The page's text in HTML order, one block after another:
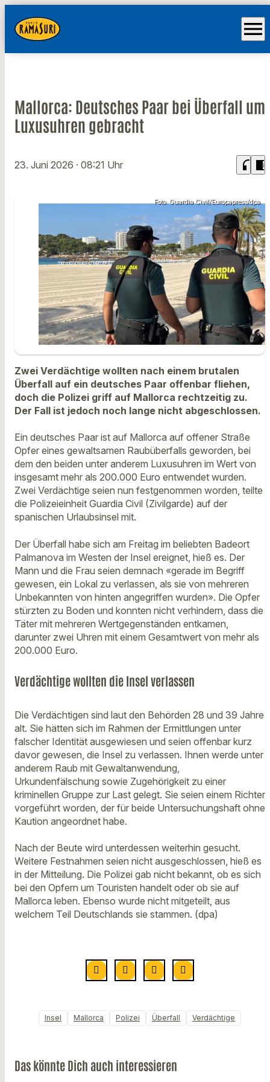
menu
Mallorca: Deutsches Paar bei Überfall um
Luxusuhren gebracht
23. Juni 2026 · 08:21 Uhr headphones chrome_reader_mode
Foto: Guardia Civil/Europapress/dpa
Zwei Verdächtige wollten nach einem brutalen
Überfall auf ein deutsches Paar offenbar fliehen,
doch die Polizei griff auf Mallorca rechtzeitig zu.
Der Fall ist jedoch noch lange nicht abgeschlossen.
Ein deutsches Paar ist auf Mallorca auf offener Straße
Opfer eines gewaltsamen Raubüberfalls geworden, bei
dem den beiden unter anderem Luxusuhren im Wert von
insgesamt mehr als 200.000 Euro entwendet wurden.
Zwei Verdächtige seien nun festgenommen worden, teilte
die Polizeieinheit Guardia Civil (Zivilgarde) auf der
spanischen Urlaubsinsel mit.
Der Überfall habe sich am Freitag im beliebten Badeort
Palmanova im Westen der Insel ereignet, hieß es. Der
Mann und die Frau seien demnach «gerade im Begriff
gewesen, ein Lokal zu verlassen, als sie von mehreren
Unbekannten von hinten angegriffen wurden». Die Opfer
stürzten zu Boden und konnten nicht verhindern, dass die
Täter mit mehreren Wertgegenständen entkamen,
darunter zwei Uhren mit einem Gesamtwert von mehr als
200.000 Euro.
Verdächtige wollten die Insel verlassen
Die Verdächtigen sind laut den Behörden 28 und 39 Jahre
alt. Sie hätten sich im Rahmen der Ermittlungen unter
falscher Identität ausgewiesen und seien offenbar kurz
davor gewesen, die Insel zu verlassen. Ihnen werde unter
anderem Raub mit Gewaltanwendung,
Urkundenfälschung sowie Zugehörigkeit zu einer
kriminellen Gruppe zur Last gelegt. Sie seien einem Richter
vorgeführt worden, der für beide Untersuchungshaft ohne
Kaution angeordnet habe.
Nach der Beute wird unterdessen weiterhin gesucht.
Weitere Festnahmen seien nicht ausgeschlossen, hieß es
in der Mitteilung. Die Polizei gab nicht bekannt, ob es sich
bei den Opfern um Touristen handelt oder ob sie auf
Mallorca leben. Ebenso wurde nicht mitgeteilt, aus
welchem Teil Deutschlands sie stammen. (dpa)
Insel Mallorca Polizei Überfall Verdächtige
Das könnte Dich auch interessieren